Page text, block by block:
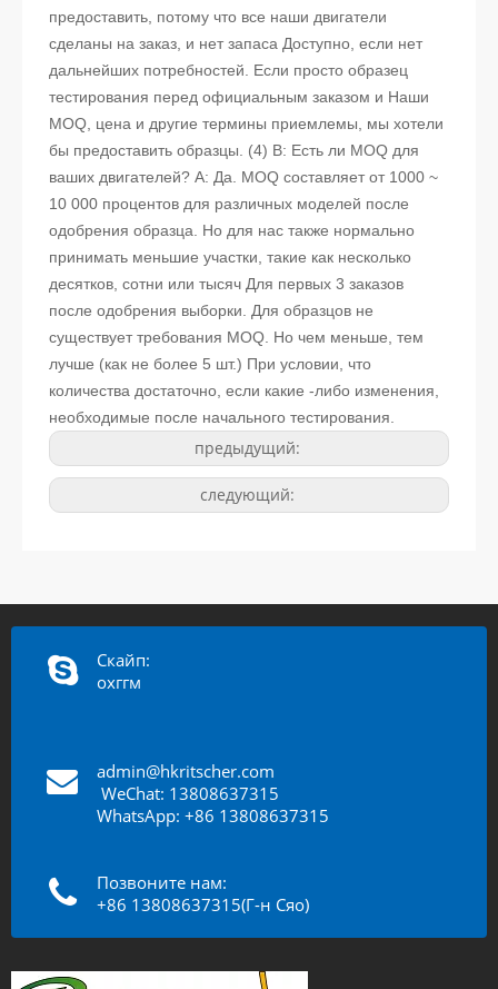
предоставить, потому что все наши двигатели
сделаны на заказ, и нет запаса Доступно, если нет
дальнейших потребностей. Если просто образец
тестирования перед официальным заказом и Наши
MOQ, цена и другие термины приемлемы, мы хотели
бы предоставить образцы.
(4) В: Есть ли MOQ для
ваших двигателей? A: Да. MOQ составляет от 1000 ~
10 000 процентов для различных моделей после
одобрения образца. Но для нас также нормально
принимать меньшие участки, такие как несколько
десятков, сотни или тысяч Для первых 3 заказов
после одобрения выборки. Для образцов не
существует требования MOQ. Но чем меньше, тем
лучше (как не более 5 шт.) При условии, что
количества достаточно, если какие -либо изменения,
необходимые после начального тестирования.
предыдущий:
следующий:
Скайп:
охггм
admin@hkritscher.com
WeChat: 13808637315
WhatsApp: +86 13808637315
Позвоните нам:
+86 13808637315(Г-н Сяо)